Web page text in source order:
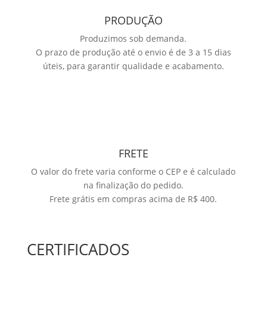
PRODUÇÃO
Produzimos sob demanda.
O prazo de produção até o envio é de 3 a 15 dias
úteis, para garantir qualidade e acabamento.
FRETE
O valor do frete varia conforme o CEP e é calculado
na finalização do pedido.
Frete grátis em compras acima de R$ 400.
CERTIFICADOS